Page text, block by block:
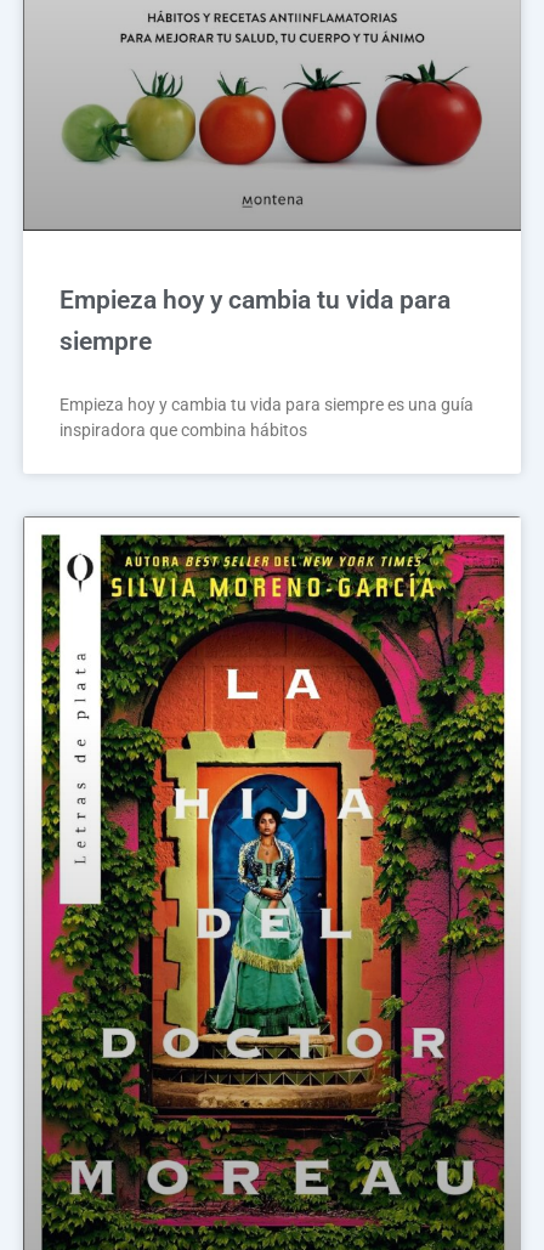
Empieza hoy y cambia tu vida para
siempre
Empieza hoy y cambia tu vida para siempre es una guía
inspiradora que combina hábitos